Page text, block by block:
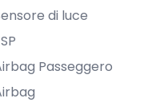
Sensore di luce
ESP
Airbag Passeggero
Airbag